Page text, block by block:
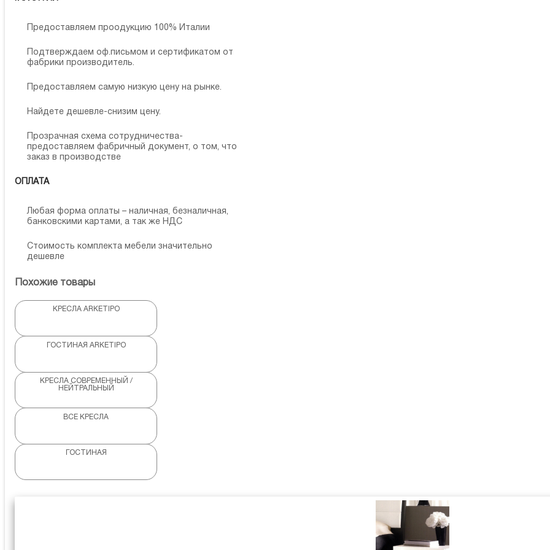
Предоставляем проодукцию 100% Италии
Подтверждаем оф.письмом и сертификатом от
фабрики производитель.
Предоставляем самую низкую цену на рынке.
Найдете дешевле-снизим цену.
Прозрачная схема сотрудничества-
предоставляем фабричный документ, о том, что
заказ в производстве
ОПЛАТА
Любая форма оплаты – наличная, безналичная,
банковскими картами, а так же НДС
Стоимость комплекта мебели значительно
дешевле
Похожие товары
КРЕСЛА ARKETIPO
ГОСТИНАЯ ARKETIPO
КРЕСЛА СОВРЕМЕННЫЙ /
НЕЙТРАЛЬНЫЙ
ВСЕ КРЕСЛА
ГОСТИНАЯ